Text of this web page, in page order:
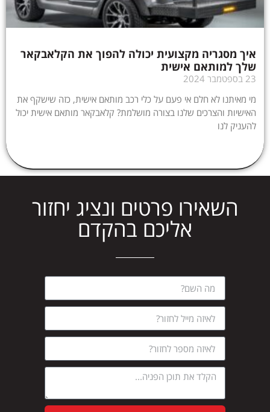
איך מסגריה מקצועית יכולה להפוך את הקלאבקאר
שלך למותאם אישית
23 בספטמבר 2024
מי מאיתנו לא חלם אי פעם על כלי רכב מותאם אישית, כזה שישקף את
האישיות והצרכים שלנו בצורה מושלמת? קלאבקאר מותאם אישית יכול
להעניק לנו
השאירו פרטים ונציג יחזור
אליכם בהקדם